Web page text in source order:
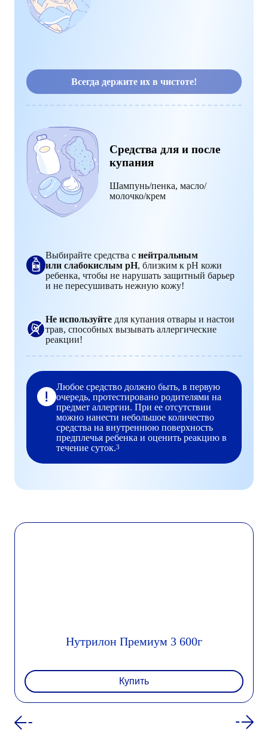
Всегда держите их в чистоте!
Средства для и после
купания
Шампунь/пенка, масло/
молочко/крем
Выбирайте средства с нейтральным
или слабокислым рН, близким к pH кожи
ребенка, чтобы не нарушать защитный барьер
и не пересушивать нежную кожу!
Не используйте для купания отвары и настои
трав, способных вызывать аллергические
реакции!
Любое средство должно быть, в первую
очередь, протестировано родителями на
предмет аллергии. При ее отсутствии
можно нанести небольшое количество
средства на внутреннюю поверхность
предплечья ребенка и оценить реакцию в
течение суток.3
Нутрилон Премиум 3 600г
Купить